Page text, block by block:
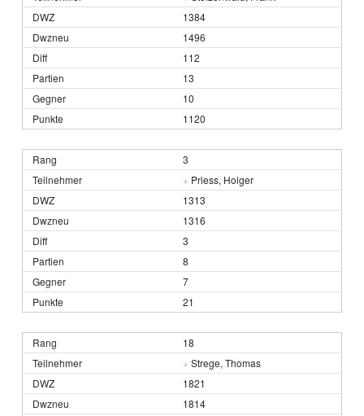
1384
1496
112
13
10
1120
3
+ Priess, Holger
1313
1316
3
8
7
21
18
+ Strege, Thomas
1821
1814